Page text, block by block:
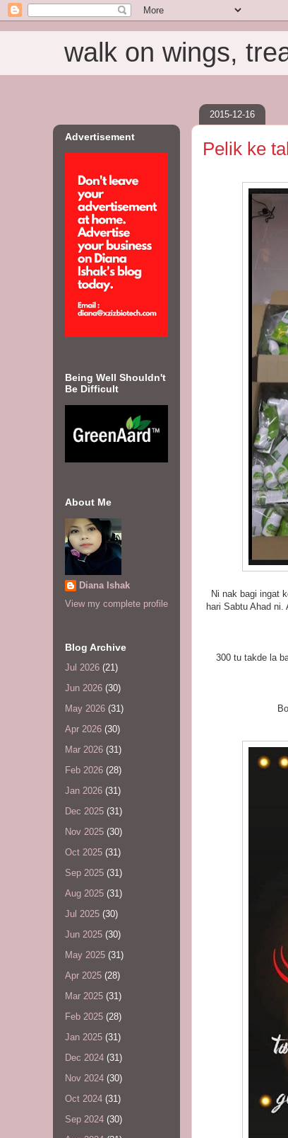
walk on wings,
2015-12-16
Pelik ke
Ni nak bagi ingat
hari Sabtu Ahad
300 tu takde la
Advertisement
Being Well Shouldn't
Be Difficult
About Me
Diana Ishak
View my complete profile
Blog Archive
Jul 2026 (21)
Jun 2026 (30)
May 2026 (31)
Apr 2026 (30)
Mar 2026 (31)
Feb 2026 (28)
Jan 2026 (31)
Dec 2025 (31)
Nov 2025 (30)
Oct 2025 (31)
Sep 2025 (31)
Aug 2025 (31)
Jul 2025 (30)
Jun 2025 (30)
May 2025 (31)
Apr 2025 (28)
Mar 2025 (31)
Feb 2025 (28)
Jan 2025 (31)
Dec 2024 (31)
Nov 2024 (30)
Oct 2024 (31)
Sep 2024 (30)